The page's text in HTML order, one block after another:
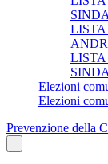
Elezioni
Elezioni
Prevenzione della